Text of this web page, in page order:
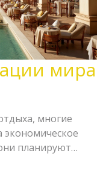
мира
многие
планируют
и